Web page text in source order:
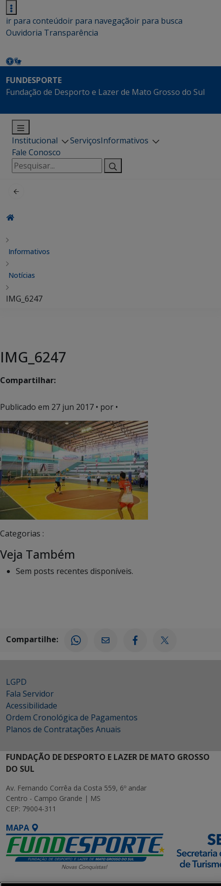
ir para conteúdoir para navegaçãoir para busca
Ouvidoria Transparência
FUNDESPORTE
Fundação de Desporto e Lazer de Mato Grosso do Sul
Institucional ServiçosInformativos
Fale Conosco
Pesquisar
por:
Informativos
Notícias
IMG_6247
IMG_6247
Compartilhar:
Publicado em 27 jun 2017 • por •
Categorias :
Veja Também
Sem posts recentes disponíveis.
Compartilhe:
LGPD
Fala Servidor
Acessibilidade
Ordem Cronológica de Pagamentos
Planos de Contratações Anuais
FUNDAÇÃO DE DESPORTO E LAZER DE MATO GROSSO
DO SUL
Av. Fernando Corrêa da Costa 559, 6º andar
Centro - Campo Grande | MS
CEP: 79004-311
MAPA